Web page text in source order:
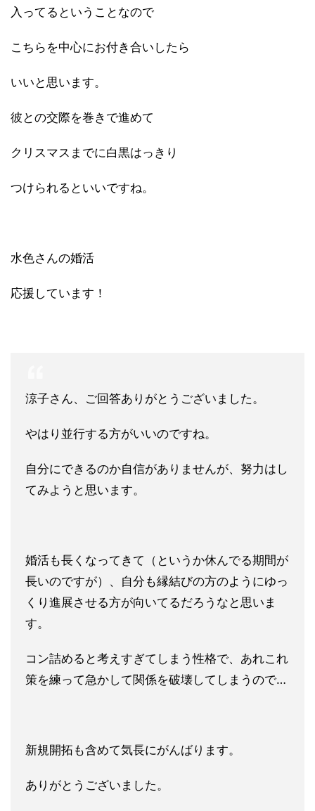
入ってるということなので
こちらを中心にお付き合いしたら
いいと思います。
彼との交際を巻きで進めて
クリスマスまでに白黒はっきり
つけられるといいですね。
水色さんの婚活
応援しています！
涼子さん、ご回答ありがとうございました。
やはり並行する方がいいのですね。
自分にできるのか自信がありませんが、努力はし
てみようと思いま す。
婚活も長くなってきて（というか休んでる期間が
長いのですが）、自分も縁結びの方のようにゆっ
くり進展させる方が向いてるだろう なと思いま
す。
コン詰めると考えすぎてしまう性格で、あれこれ
策を練って急かして関係を破壊してしまうので…
新規開拓も含めて気長にがんばります。
ありがとうございました。